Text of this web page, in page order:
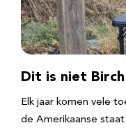
Dit is niet
Elk jaar komen vele
de Amerikaanse